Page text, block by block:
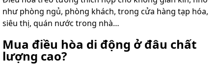
như phòng ngủ, phòng khách, trong cửa hàng tạp hóa,
siêu thị, quán nước trong nhà…
Mua điều hòa di động ở đâu chất
lượng cao?